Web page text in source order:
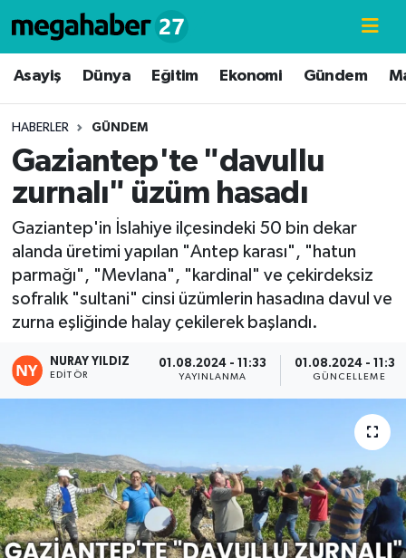
Asayiş Dünya Eğitim Ekonomi Gündem
HABERLER GÜNDEM
Gaziantep'te "davullu
zurnalı" üzüm hasadı
Gaziantep'in İslahiye ilçesindeki 50 bin dekar
alanda üretimi yapılan "Antep karası", "hatun
parmağı", "Mevlana", "kardinal" ve çekirdeksiz
sofralık "sultani" cinsi üzümlerin hasadına davul ve
zurna eşliğinde halay çekilerek başlandı.
NURAY YILDIZ
EDITÖR
01.08.2024 - 11:33
YAYINLANMA
01.08.2024 - 11:36
GÜNCELLEME
Hava Durumu
Süper Lig Puan Durumu ve Fikstür
Tüm Manşetler
Son Dakika Haberleri
Haber Arşivi